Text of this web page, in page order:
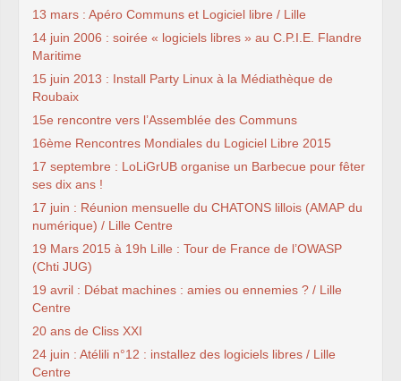
13 mars : Apéro Communs et Logiciel libre / Lille
14 juin 2006 : soirée « logiciels libres » au C.P.I.E. Flandre
Maritime
15 juin 2013 : Install Party Linux à la Médiathèque de
Roubaix
15e rencontre vers l’Assemblée des Communs
16ème Rencontres Mondiales du Logiciel Libre 2015
17 septembre : LoLiGrUB organise un Barbecue pour fêter
ses dix ans !
17 juin : Réunion mensuelle du CHATONS lillois (AMAP du
numérique) / Lille Centre
19 Mars 2015 à 19h Lille : Tour de France de l’OWASP
(Chti JUG)
19 avril : Débat machines : amies ou ennemies ? / Lille
Centre
20 ans de Cliss XXI
24 juin : Atélili n°12 : installez des logiciels libres / Lille
Centre